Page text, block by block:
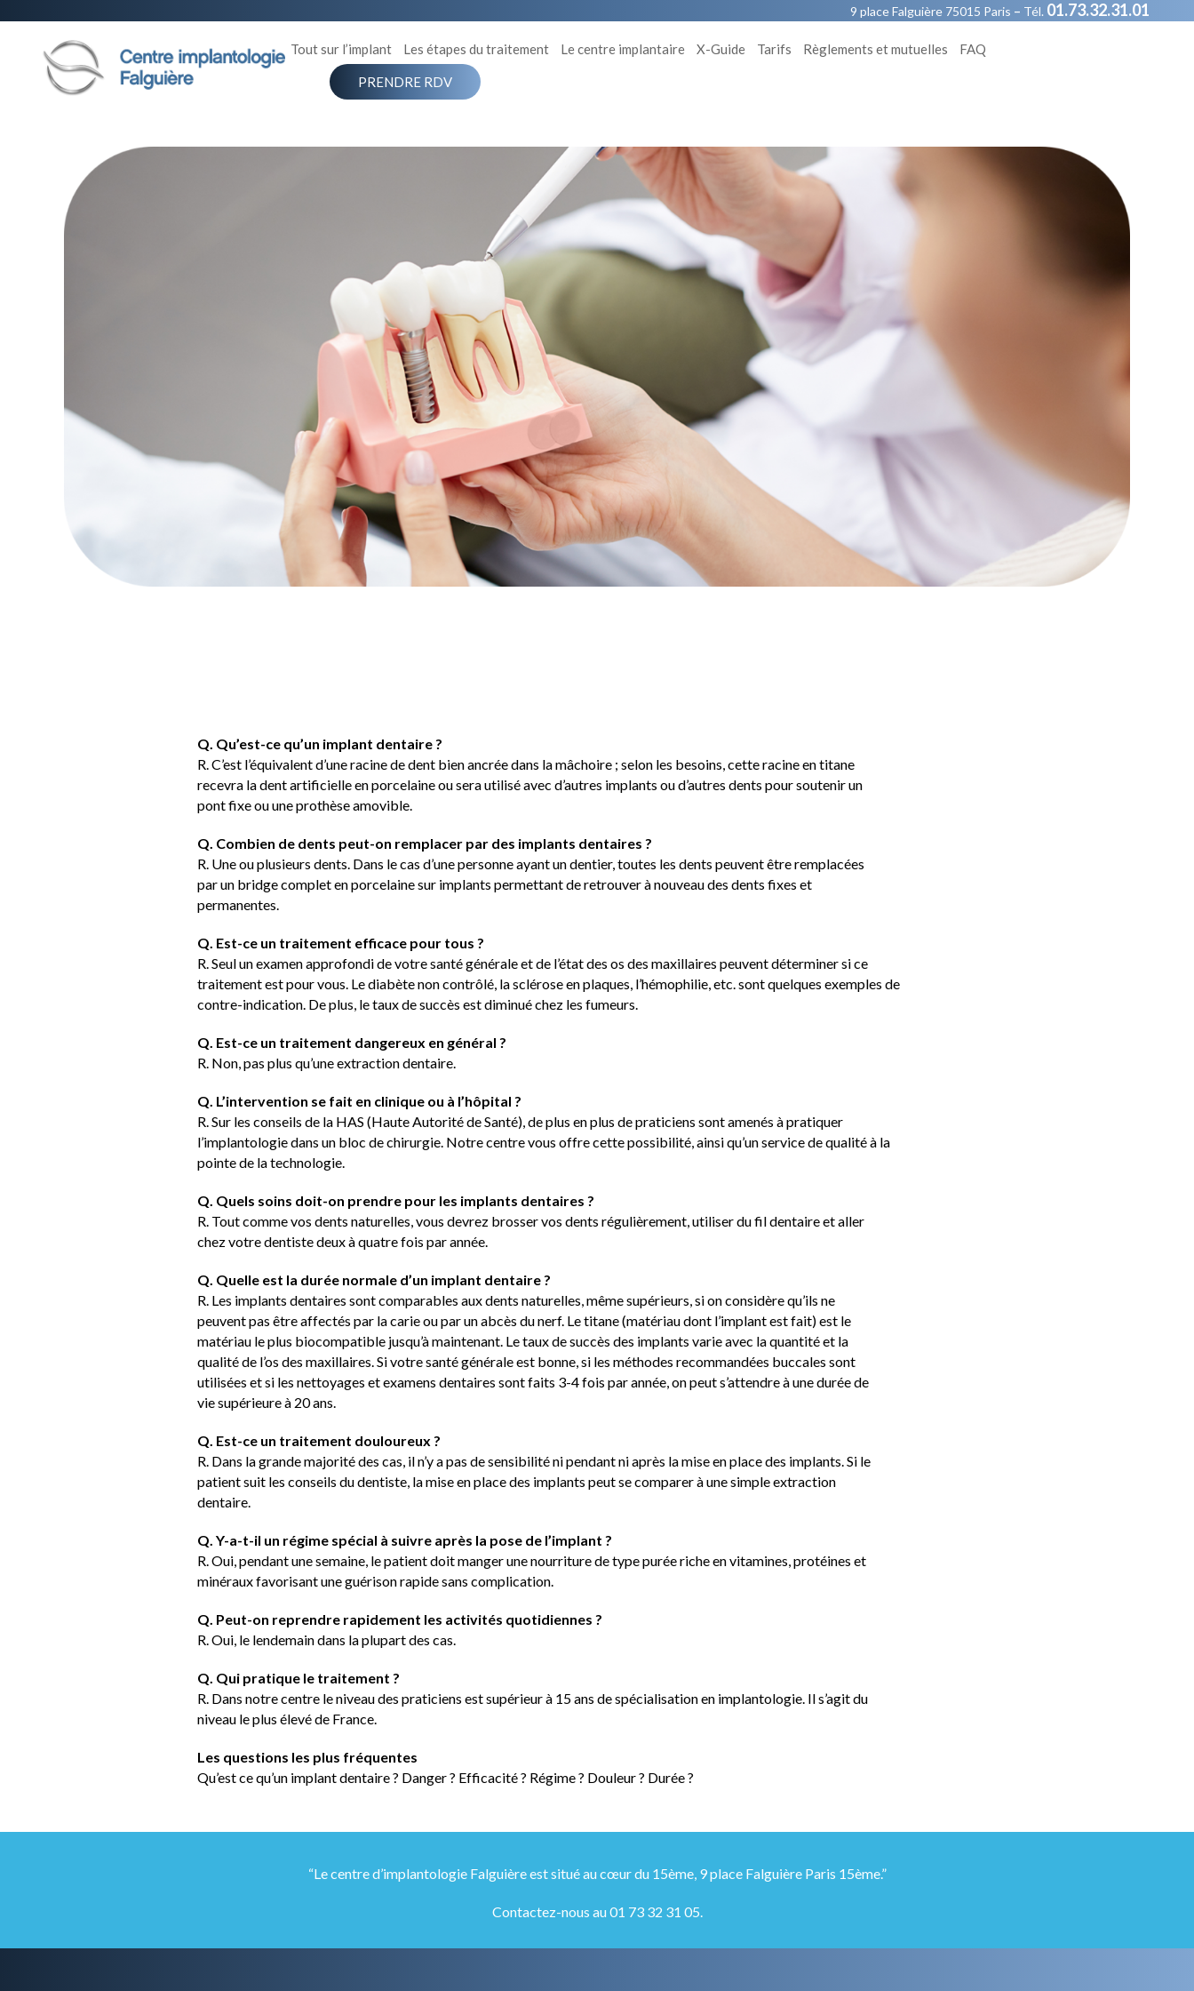
9 place Falguière 75015 Paris – Tél. 01.73.32.31.01
Tout sur l’implant Les étapes du traitement Le centre implantaire X-Guide Tarifs Règlements et mutuelles FAQ
PRENDRE RDV
Q. Qu’est-ce qu’un implant dentaire ?
R. C’est l’équivalent d’une racine de dent bien ancrée dans la mâchoire ; selon les besoins, cette racine en titane
recevra la dent artificielle en porcelaine ou sera utilisé avec d’autres implants ou d’autres dents pour soutenir un
pont fixe ou une prothèse amovible.
Q. Combien de dents peut-on remplacer par des implants dentaires ?
R. Une ou plusieurs dents. Dans le cas d’une personne ayant un dentier, toutes les dents peuvent être remplacées
par un bridge complet en porcelaine sur implants permettant de retrouver à nouveau des dents fixes et
permanentes.
Q. Est-ce un traitement efficace pour tous ?
R. Seul un examen approfondi de votre santé générale et de l’état des os des maxillaires peuvent déterminer si ce
traitement est pour vous. Le diabète non contrôlé, la sclérose en plaques, l’hémophilie, etc. sont quelques exemples de
contre-indication. De plus, le taux de succès est diminué chez les fumeurs.
Q. Est-ce un traitement dangereux en général ?
R. Non, pas plus qu’une extraction dentaire.
Q. L’intervention se fait en clinique ou à l’hôpital ?
R. Sur les conseils de la HAS (Haute Autorité de Santé), de plus en plus de praticiens sont amenés à pratiquer
l’implantologie dans un bloc de chirurgie. Notre centre vous offre cette possibilité, ainsi qu’un service de qualité à la
pointe de la technologie.
Q. Quels soins doit-on prendre pour les implants dentaires ?
R. Tout comme vos dents naturelles, vous devrez brosser vos dents régulièrement, utiliser du fil dentaire et aller
chez votre dentiste deux à quatre fois par année.
Q. Quelle est la durée normale d’un implant dentaire ?
R. Les implants dentaires sont comparables aux dents naturelles, même supérieurs, si on considère qu’ils ne
peuvent pas être affectés par la carie ou par un abcès du nerf. Le titane (matériau dont l’implant est fait) est le
matériau le plus biocompatible jusqu’à maintenant. Le taux de succès des implants varie avec la quantité et la
qualité de l’os des maxillaires. Si votre santé générale est bonne, si les méthodes recommandées buccales sont
utilisées et si les nettoyages et examens dentaires sont faits 3-4 fois par année, on peut s’attendre à une durée de
vie supérieure à 20 ans.
Q. Est-ce un traitement douloureux ?
R. Dans la grande majorité des cas, il n’y a pas de sensibilité ni pendant ni après la mise en place des implants. Si le
patient suit les conseils du dentiste, la mise en place des implants peut se comparer à une simple extraction
dentaire.
Q. Y-a-t-il un régime spécial à suivre après la pose de l’implant ?
R. Oui, pendant une semaine, le patient doit manger une nourriture de type purée riche en vitamines, protéines et
minéraux favorisant une guérison rapide sans complication.
Q. Peut-on reprendre rapidement les activités quotidiennes ?
R. Oui, le lendemain dans la plupart des cas.
Q. Qui pratique le traitement ?
R. Dans notre centre le niveau des praticiens est supérieur à 15 ans de spécialisation en implantologie. Il s’agit du
niveau le plus élevé de France.
Les questions les plus fréquentes
Qu’est ce qu’un implant dentaire ? Danger ? Efficacité ? Régime ? Douleur ? Durée ?
“Le centre d’implantologie Falguière est situé au cœur du 15ème, 9 place Falguière Paris 15ème.”
Contactez-nous au01 73 32 31 05